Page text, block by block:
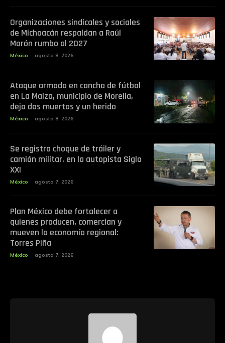
Organizaciones sindicales y sociales
de Michoacán respaldan a Raúl
Morón rumbo al 2027
México agosto 8, 2026
Ataque armado en cancha de fútbol
en La Maiza, municipio de Morelia,
deja dos muertos y un herido
México agosto 8, 2026
Se registra choque de tráiler y
camión militar, en la autopista Siglo
XXI
México agosto 7, 2026
Plan México debe fortalecer a
quienes producen, comercian y
mueven la economía regional:
Torres Piña
México agosto 7, 2026